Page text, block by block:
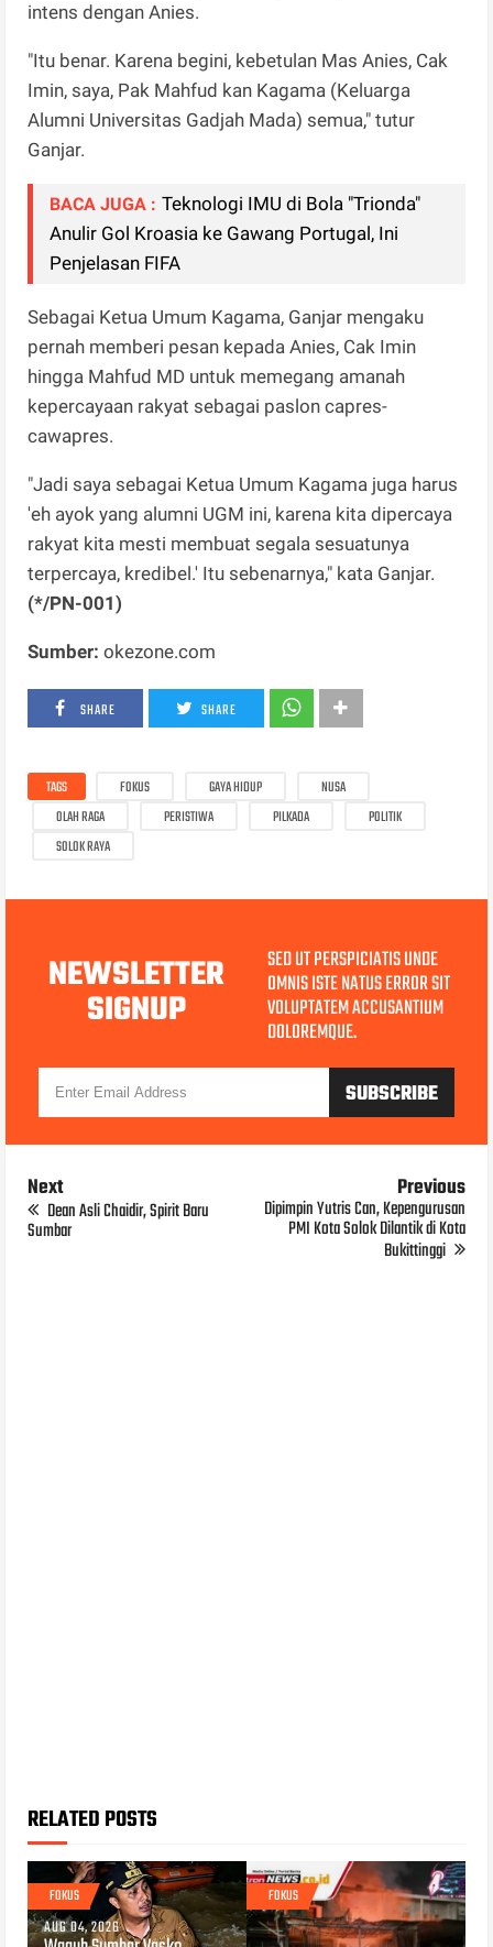
intens dengan Anies.
"Itu benar. Karena begini, kebetulan Mas Anies, Cak
Imin, saya, Pak Mahfud kan Kagama (Keluarga
Alumni Universitas Gadjah Mada) semua," tutur
Ganjar.
BACA JUGA : Teknologi IMU di Bola "Trionda"
Anulir Gol Kroasia ke Gawang Portugal, Ini
Penjelasan FIFA
Sebagai Ketua Umum Kagama, Ganjar mengaku
pernah memberi pesan kepada Anies, Cak Imin
hingga Mahfud MD untuk memegang amanah
kepercayaan rakyat sebagai paslon capres-
cawapres.
"Jadi saya sebagai Ketua Umum Kagama juga harus
'eh ayok yang alumni UGM ini, karena kita dipercaya
rakyat kita mesti membuat segala sesuatunya
terpercaya, kredibel.' Itu sebenarnya," kata Ganjar.
(*/PN-001)
Sumber: okezone.com
SHARE SHARE
TAGS FOKUS GAYA HIDUP
NUSA
OLAH RAGA
PERISTIWA PILKADA
POLITIK
SOLOK RAYA
NEWSLETTER
SIGNUP
SED UT PERSPICIATIS UNDE
OMNIS ISTE NATUS ERROR SIT
VOLUPTATEM ACCUSANTIUM
DOLOREMQUE.
Next
Dean Asli Chaidir, Spirit Baru
Sumbar
Previous
Dipimpin Yutris Can, Kepengurusan
PMI Kota Solok Dilantik di Kota
Bukittinggi
RELATED POSTS
FOKUS
AUG 04, 2026
FOKUS